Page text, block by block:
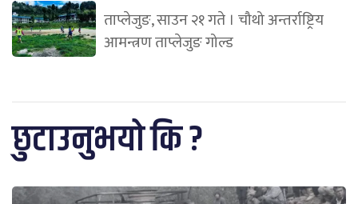
ताप्लेजुङ, साउन २१ गते । चौथो अन्तर्राष्ट्रिय
आमन्त्रण ताप्लेजुङ गोल्ड
छुटाउनुभयो कि ?